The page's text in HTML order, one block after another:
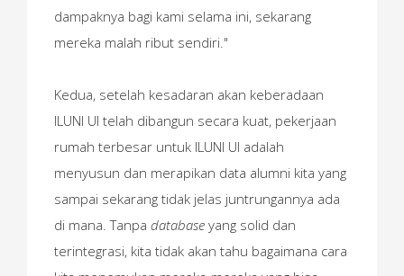
dampaknya bagi kami selama ini, sekarang
mereka malah ribut sendiri."
Kedua, setelah kesadaran akan keberadaan
ILUNI UI telah dibangun secara kuat, pekerjaan
rumah terbesar untuk ILUNI UI adalah
menyusun dan merapikan data alumni kita yang
sampai sekarang tidak jelas juntrungannya ada
di mana. Tanpa database yang solid dan
terintegrasi, kita tidak akan tahu bagaimana cara